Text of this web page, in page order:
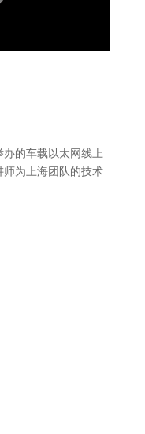
的车载以太网线上
为上海团队的技术